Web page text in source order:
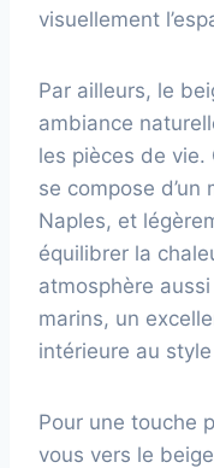
visuellement
Par ailleurs, le
ambiance
les pièces de vie.
se compose
Naples, et
équilibrer la
atmosphère
marins, un
intérieure au
Pour une touche
vous vers le